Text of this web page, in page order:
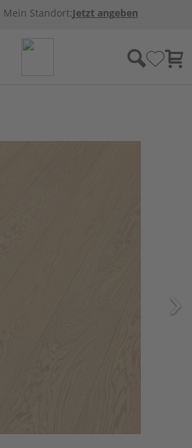
Mein Standort:Jetzt angeben